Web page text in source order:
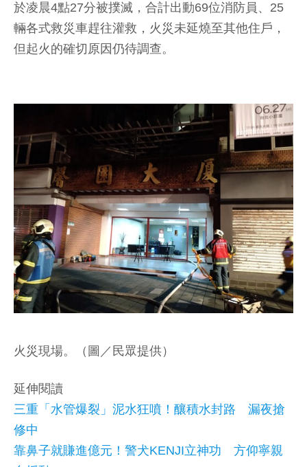
於凌晨4點27分被撲滅，合計出動69位消防員、25
輛各式救災車趕往灌救，火災未延燒至其他住戶，
但起火的確切原因仍待調查。
火災現場。（圖／民眾提供）
延伸閱讀
三重「水管爆裂」泥水狂噴！釀積水封路 漏夜搶
修中
靠鼻子就賺進億元！警犬KENJI立神功 方仰寧親